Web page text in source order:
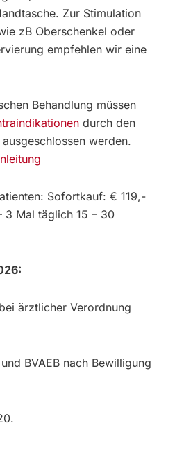
Zur Stimulation
zB Oberschenkel oder
empfehlen wir eine
Behandlung müssen
durch den
werden.
Sofortkauf: € 119,-
3 Mal täglich 15 – 30
ärztlicher Verordnung
BVAEB nach Bewilligung